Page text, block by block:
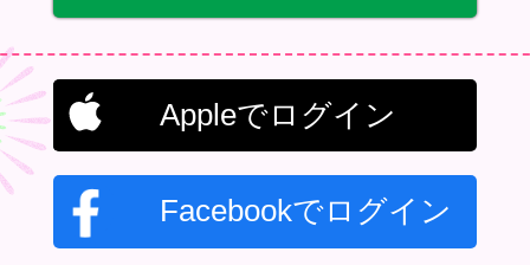
Appleでログイン
Facebookでログイン